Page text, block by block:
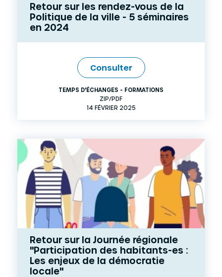
Retour sur les rendez-vous de la
Politique de la ville - 5 séminaires
en 2024
Consulter
TEMPS D'ÉCHANGES - FORMATIONS
ZIP/PDF
14 FÉVRIER 2025
Retour sur la Journée régionale
"Participation des habitants-es :
Les enjeux de la démocratie
locale"